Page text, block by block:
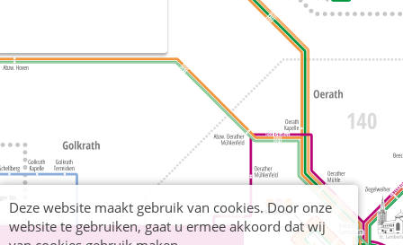
Deze website maakt gebruik van cookies. Door onze
website te gebruiken, gaat u ermee akkoord dat wij